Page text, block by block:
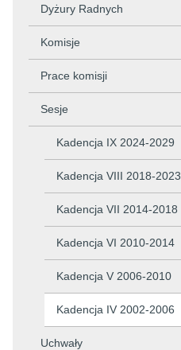
Dyżury Radnych
Komisje
Prace komisji
Sesje
Kadencja IX 2024-2029
Kadencja VIII 2018-2023
Kadencja VII 2014-2018
Kadencja VI 2010-2014
Kadencja V 2006-2010
Kadencja IV 2002-2006
Uchwały